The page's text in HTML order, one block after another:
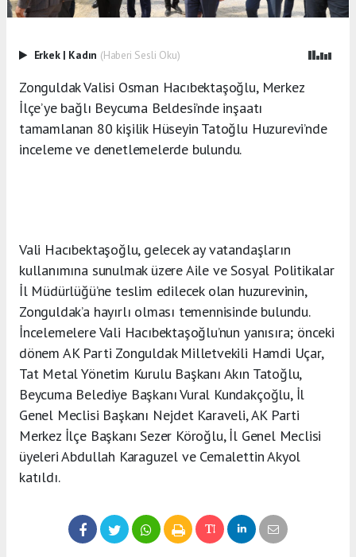
Erkek | Kadın (Haberi Sesli Oku)
Zonguldak Valisi Osman Hacıbektaşoğlu, Merkez
İlçe’ye bağlı Beycuma Beldesi’nde inşaatı
tamamlanan 80 kişilik Hüseyin Tatoğlu Huzurevi’nde
inceleme ve denetlemelerde bulundu.
Vali Hacıbektaşoğlu, gelecek ay vatandaşların
kullanımına sunulmak üzere Aile ve Sosyal Politikalar
İl Müdürlüğü’ne teslim edilecek olan huzurevinin,
Zonguldak’a hayırlı olması temennisinde bulundu.
İncelemelere Vali Hacıbektaşoğlu’nun yanısıra; önceki
dönem AK Parti Zonguldak Milletvekili Hamdi Uçar,
Tat Metal Yönetim Kurulu Başkanı Akın Tatoğlu,
Beycuma Belediye Başkanı Vural Kundakçoğlu, İl
Genel Meclisi Başkanı Nejdet Karaveli, AK Parti
Merkez İlçe Başkanı Sezer Köroğlu, İl Genel Meclisi
üyeleri Abdullah Karaguzel ve Cemalettin Akyol
katıldı.